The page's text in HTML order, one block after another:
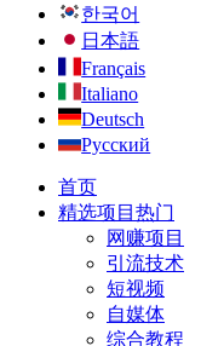
한국어
日本語
Français
Italiano
Deutsch
Русский
首页
精选项目 热门
网赚项目
引流技术
短视频
自媒体
综合教程